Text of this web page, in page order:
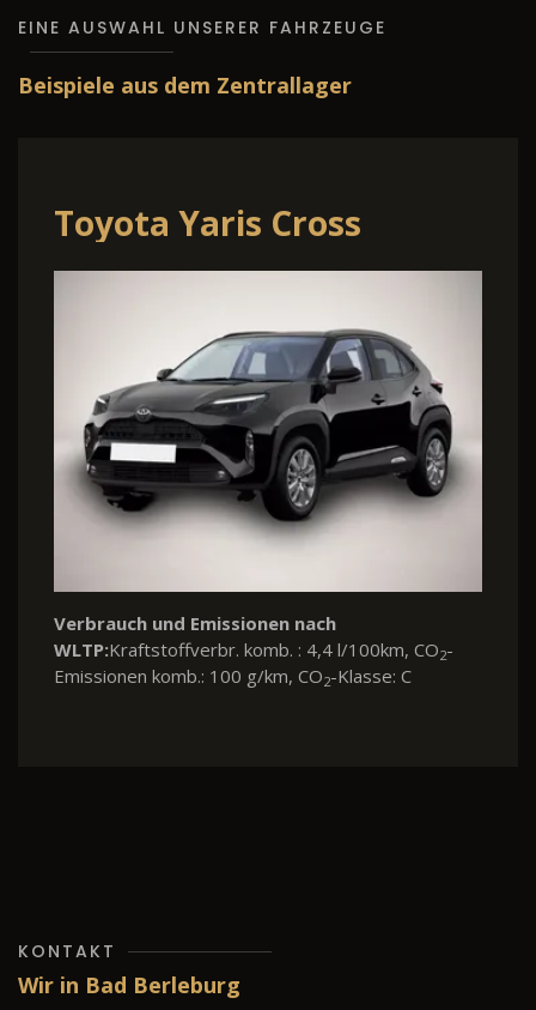
EINE AUSWAHL UNSERER FAHRZEUGE
Beispiele aus dem Zentrallager
Toyota Yaris Cross
Verbrauch und Emissionen nach
WLTP:Kraftstoffverbr. komb. : 4,4 l/100km, CO2-
Emissionen komb.: 100 g/km, CO2-Klasse: C
KONTAKT
Wir in Bad Berleburg